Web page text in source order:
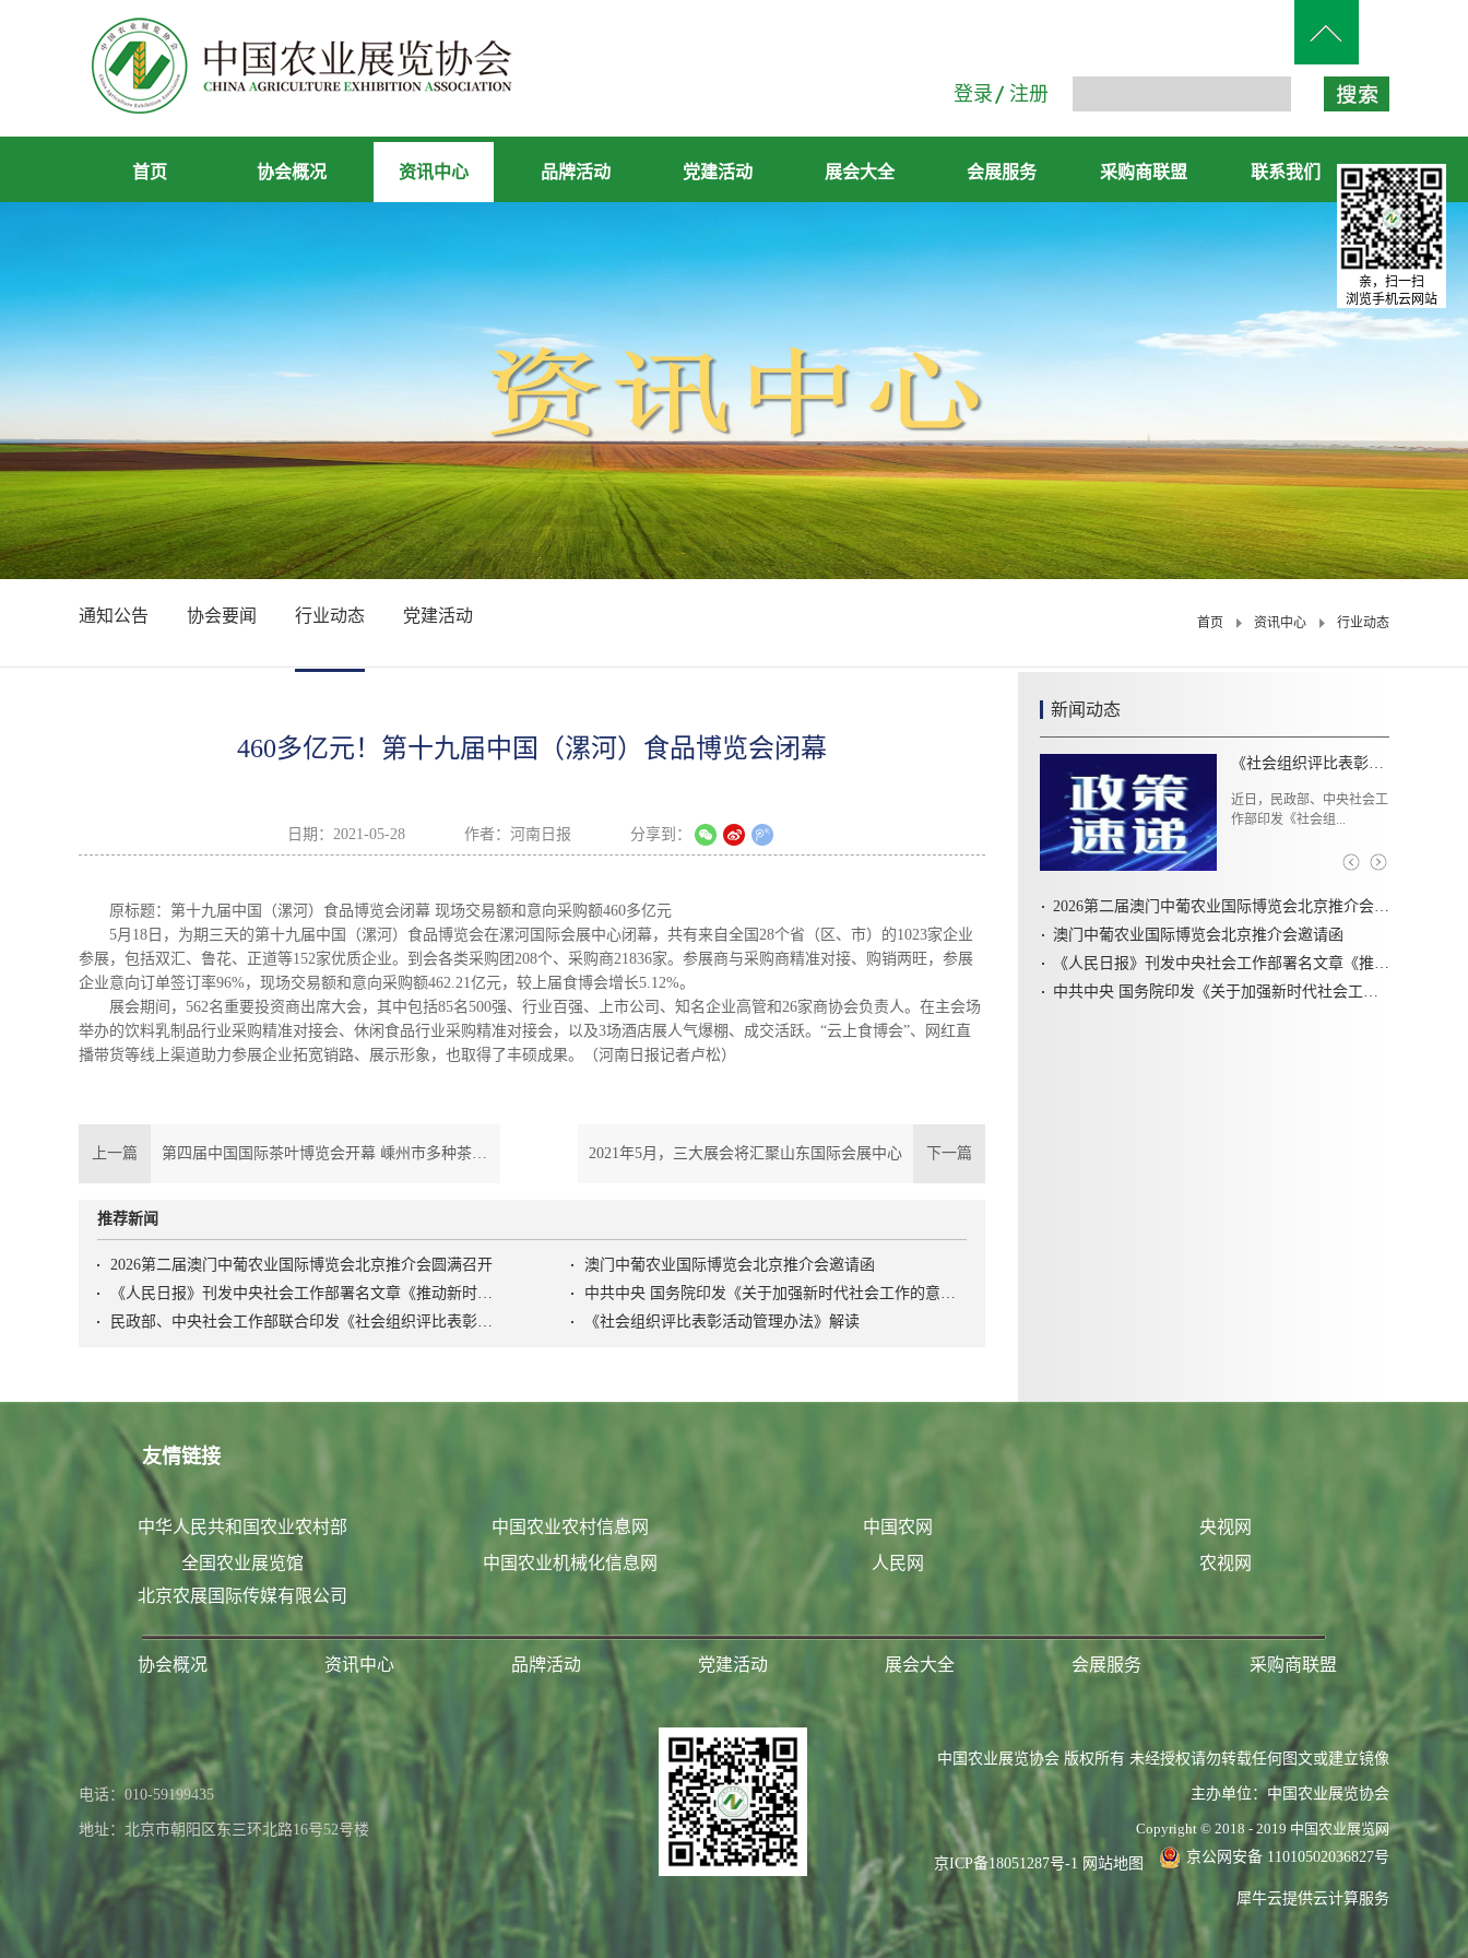
登录 注册
首页 协会概况 资讯中心 品牌活动 党建活动 展会大全 会展服务 采购商联盟 联系我们
通知公告 协会要闻 行业动态 党建活动 首页 资讯中心 行业动态
460多亿元！第十九届中国（漯河）食品博览会闭幕
日期： 2021-05-28 作者： 河南日报 分享到：
原标题：第十九届中国（漯河）食品博览会闭幕 现场交易额和意向采购额460多亿元
5月18日，为期三天的第十九届中国（漯河）食品博览会在漯河国际会展中心闭幕，共有来自全国28个省（区、市）的1023家企业
参展，包括双汇、鲁花、正道等152家优质企业。到会各类采购团208个、采购商21836家。参展商与采购商精准对接、购销两旺，参展
企业意向订单签订率96%，现场交易额和意向采购额462.21亿元，较上届食博会增长5.12%。
展会期间，562名重要投资商出席大会，其中包括85名500强、行业百强、上市公司、知名企业高管和26家商协会负责人。在主会场
举办的饮料乳制品行业采购精准对接会、休闲食品行业采购精准对接会，以及3场酒店展人气爆棚、成交活跃。“云上食博会”、网红直
播带货等线上渠道助力参展企业拓宽销路、展示形象，也取得了丰硕成果。（河南日报记者卢松）
上一篇 第四届中国国际茶叶博览会开幕 嵊州市多种茶产品参展 飘香满场是嵊茶 下一篇
2021年5月，三大展会将汇聚山东国际会展中心
推荐新闻
2026第二届澳门中葡农业国际博览会北京推介会圆满召开
澳门中葡农业国际博览会北京推介会邀请函
《人民日报》刊发中央社会工作部署名文章《推动新时代社会工作高质量发展 坚定不移走中国特色社会主义社会治理之路》
中共中央 国务院印发《关于加强新时代社会工作的意见》
民政部、中央社会工作部联合印发《社会组织评比表彰活动管理办法》
《社会组织评比表彰活动管理办法》解读
新闻动态
《社会组织评比表彰活动管理办法》解读
近日，民政部、中央社会工
作部印发《社会组...
2026第二届澳门中葡农业国际博览会北京推介会圆满召开
澳门中葡农业国际博览会北京推介会邀请函
《人民日报》刊发中央社会工作部署名文章《推动新时代社会工作高质量发展 坚定不移走中国特色社会主义社会治理之路》
中共中央 国务院印发《关于加强新时代社会工作的意见》
友情链接
中华人民共和国农业农村部
全国农业展览馆
北京农展国际传媒有限公司
中国农业农村信息网
中国农业机械化信息网
中国农网
人民网
央视网
农视网
协会概况 资讯中心 品牌活动 党建活动 展会大全 会展服务 采购商联盟
电话：010-59199435
地址：北京市朝阳区东三环北路16号52号楼
中国农业展览协会 版权所有 未经授权请勿转载任何图文或建立镜像
主办单位：中国农业展览协会
Copyright © 2018 - 2019 中国农业展览网
京ICP备18051287号-1 网站地图 京公网安备 11010502036827号
犀牛云提供云计算服务
亲，扫一扫
浏览手机云网站